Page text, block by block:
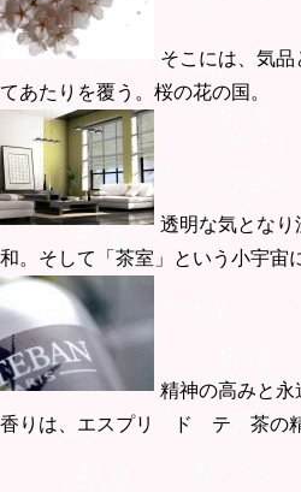
そこには、気
てあたりを覆う。桜の花の国。
透明な気となり
和。そして「茶室」という小宇宙
精神の高みと
香りは、エスプリ ド テ 茶の精